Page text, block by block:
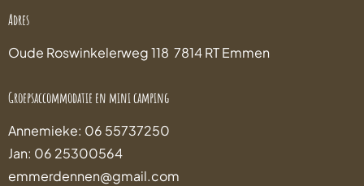
Adres
Oude Roswinkelerweg 118 7814 RT Emmen
Groepsaccommodatie en mini camping
Annemieke: 06 55737250
Jan: 06 25300564
emmerdennen@gmail.com